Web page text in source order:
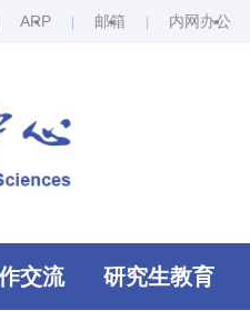
ARP 邮箱 内网办公
交流 研究生教育